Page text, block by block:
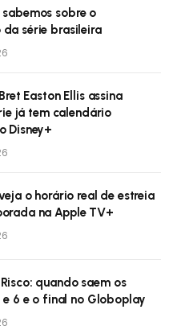
sobre o
da série brasileira
Easton Ellis assina
já tem calendário
Disney+
o horário real de estreia
na Apple TV+
quando saem os
e 6 e o final no Globoplay